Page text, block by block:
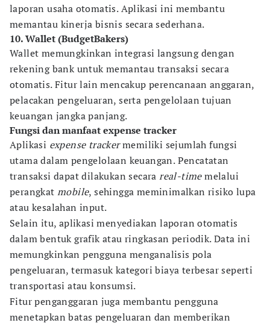
laporan usaha otomatis. Aplikasi ini membantu
memantau kinerja bisnis secara sederhana.
10. Wallet (BudgetBakers)
Wallet memungkinkan integrasi langsung dengan
rekening bank untuk memantau transaksi secara
otomatis. Fitur lain mencakup perencanaan anggaran,
pelacakan pengeluaran, serta pengelolaan tujuan
keuangan jangka panjang.
Fungsi dan manfaat expense tracker
Aplikasi expense trackermemiliki sejumlah fungsi
utama dalam pengelolaan keuangan. Pencatatan
transaksi dapat dilakukan secarareal-timemelalui
perangkatmobile, sehingga meminimalkan risiko lupa
atau kesalahan input.
Selain itu, aplikasi menyediakan laporan otomatis
dalam bentuk grafik atau ringkasan periodik. Data ini
memungkinkan pengguna menganalisis pola
pengeluaran, termasuk kategori biaya terbesar seperti
transportasi atau konsumsi.
Fitur penganggaran juga membantu pengguna
menetapkan batas pengeluaran dan memberikan